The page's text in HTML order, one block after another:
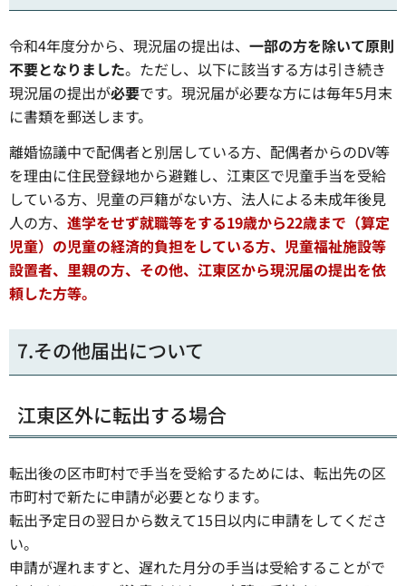
令和4年度分から、現況届の提出は、 一部の方を除いて原則
不要となりました。ただし、以下に該当する方は引き続き
現況届の提出が必要です。現況届が必要な方には毎年5月末
に書類を郵送します。
離婚協議中で配偶者と別居している方、配偶者からのDV等
を理由に住民登録地から避難し、江東区で児童手当を受給
している方、児童の戸籍がない方、法人による未成年後見
人の方、 進学をせず就職等をする19歳から22歳まで（算定
児童）の児童の経済的負担をしている方、児童福祉施設等
設置者、里親の方、その他、江東区から現況届の提出を依
頼した方等。
7.その他届出について
江東区外に転出する場合
転出後の区市町村で手当を受給するためには、転出先の区
市町村で新たに申請が必要となります。
転出予定日の翌日から数えて15日以内に申請をしてくださ
い。
申請が遅れますと、遅れた月分の手当は受給することがで